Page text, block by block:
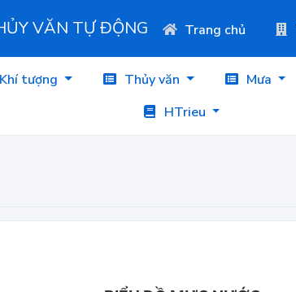
VĂN TỰ ĐỘNG Trang chủ
Khí tượng Thủy văn Mưa
HTrieu